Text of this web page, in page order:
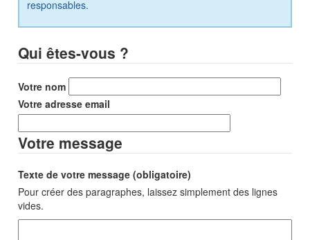
responsables.
Qui êtes-vous ?
Votre nom
Votre adresse email
Votre message
Texte de votre message (obligatoire)
Pour créer des paragraphes, laissez simplement des lignes
vides.